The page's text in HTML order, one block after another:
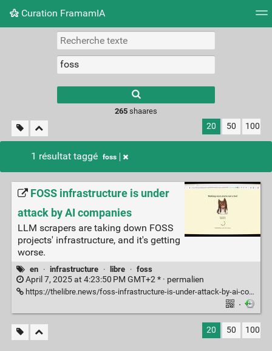
Curation FramamIA
Nuage de tags Mur d'images
265shaares
20 50 100
1 résultat taggé foss
FOSS infrastructure is under
attack by AI companies
LLM scrapers are taking down FOSS
projects' infrastructure, and it's getting
worse.
en · infrastructure · libre · foss
April 7, 2025 at 4:23:50 PM GMT+2 * · permalien
https://thelibre.news/foss-infrastructure-is-under-attack-by-ai-companies/
·
20 50 100